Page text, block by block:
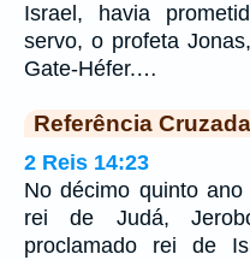
Israel, havia
servo, o profeta
Gate-Héfer.…
Referência Cruzada
2 Reis 14:23
No décimo quinto
rei de Judá,
proclamado rei de